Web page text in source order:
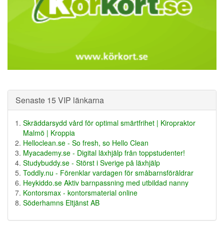
Senaste 15 VIP länkarna
Skräddarsydd vård för optimal smärtfrihet | Kiropraktor
Malmö | Kroppia
Helloclean.se - So fresh, so Hello Clean
Myacademy.se - Digital läxhjälp från toppstudenter!
Studybuddy.se - Störst i Sverige på läxhjälp
Toddly.nu - Förenklar vardagen för småbarnsföräldrar
Heykiddo.se Aktiv barnpassning med utbildad nanny
Kontorsmax - kontorsmaterial online
Söderhamns Eltjänst AB